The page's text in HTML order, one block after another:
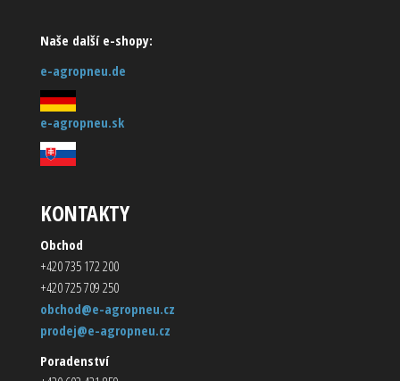
Naše další e-shopy:
e-agropneu.de
e-agropneu.sk
KONTAKTY
Obchod
+420 735 172 200
+420 725 709 250
obchod@e-agropneu.cz
prodej@e-agropneu.cz
Poradenství